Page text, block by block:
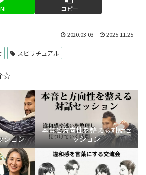
コピー
2020.03.03 2025.11.25
スピリチュアル
☆
ション
本音と方向性を整える対話セ
ッション